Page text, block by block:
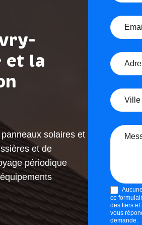
et la
solaires et
et de
périodique
m
a
n
e
r
u
n
e
s
–
p
a
ce
des tiers
vous
demande.